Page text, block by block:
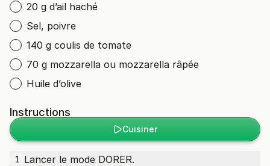
20 g d’ail haché
Sel, poivre
140 g coulis de tomate
70 g mozzarella ou mozzarella râpée
Huile d’olive
Instructions
Cuisiner
1 Lancer le mode DORER.